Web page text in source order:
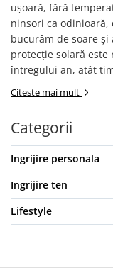
ușoară, fără
ninsori ca odinioară,
bucurăm de soare și
protecție solară
întregului an, atât
Citeste mai mult
Categorii
Ingrijire personala
Ingrijire ten
Lifestyle